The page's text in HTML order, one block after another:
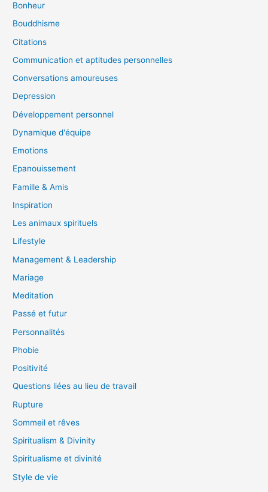
Bonheur
Bouddhisme
Citations
Communication et aptitudes personnelles
Conversations amoureuses
Depression
Développement personnel
Dynamique d'équipe
Emotions
Epanouissement
Famille & Amis
Inspiration
Les animaux spirituels
Lifestyle
Management & Leadership
Mariage
Meditation
Passé et futur
Personnalités
Phobie
Positivité
Questions liées au lieu de travail
Rupture
Sommeil et rêves
Spiritualism & Divinity
Spiritualisme et divinité
Style de vie